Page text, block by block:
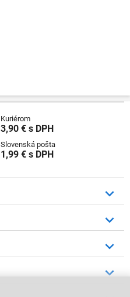
Kuriérom
3,90 € s DPH
Slovenská pošta
1,99 € s DPH